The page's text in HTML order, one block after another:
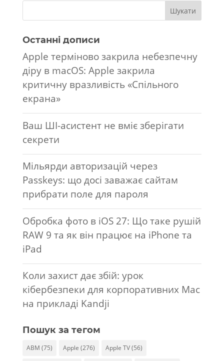
Останні дописи
Apple терміново закрила небезпечну
діру в macOS: Apple закрила
критичну вразливість «Спільного
екрана»
Ваш ШІ-асистент не вміє зберігати
секрети
Мільярди авторизацій через
Passkeys: що досі заважає сайтам
прибрати поле для пароля
Обробка фото в iOS 27: Що таке рушій
RAW 9 та як він працює на iPhone та
iPad
Коли захист дає збій: урок
кібербезпеки для корпоративних Mac
на прикладі Kandji
Пошук за тегом
ABM (75) Apple (276) Apple TV(56)